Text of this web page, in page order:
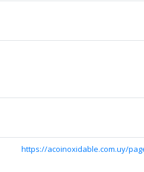
https://acoinoxidable.com.uy/